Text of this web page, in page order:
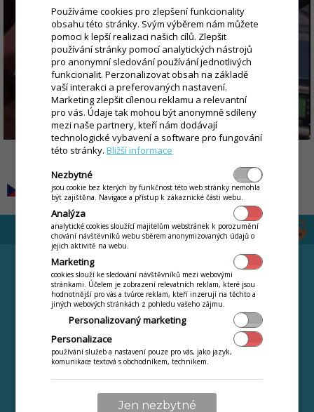
ODVĚTVÍ
Maloobchod / retail
Gastro provozy
Služby a servisy
CENÍK
Pronájem pokladen
Dotovaný nákup
pokladen
Chci jen software
Terminál zdarma
Schéma MIF++
Podmínky poskytování
Systémové požadavky
Používáme cookies pro zlepšení funkcionality
obsahu této stránky. Svým výběrem nám můžete
pomoci k lepší realizaci našich cílů. Zlepšit
používání stránky pomocí analytických nástrojů
pro anonymní sledování používání jednotlivých
funkcionalit. Perzonalizovat obsah na základě
vaší interakci a preferovaných nastavení.
Marketing zlepšit cílenou reklamu a relevantní
pro vás. Údaje tak mohou být anonymně sdíleny
mezi naše partnery, kteří nám dodávají
technologické vybavení a software pro fungování
této stránky.Bližší informace
Nezbytné
jsou cookie bez kterých by funkčnost této web stránky nemohla
být zajištěna. Navigace a přístup k zákaznické části webu.
Analýza
analytické cookies sloužící majitelům webstránek k porozumění
chování návštěvníků webu sběrem anonymizovaných údajů o
jejich aktivitě na webu.
Marketing
cookies slouží ke sledování návštěvníků mezi webovými
stránkami. Účelem je zobrazení relevatních reklam, které jsou
hodnotnější pro vás a tvůrce reklam, kteří inzerují na těchto a
jiných webových stránkách z pohledu vašeho zájmu.
Personalizovaný marketing
Personalizace
používání služeb a nastavení pouze pro vás, jako jazyk,
komunikace textová s obchodníkem, technikem.
Jen nezbytné